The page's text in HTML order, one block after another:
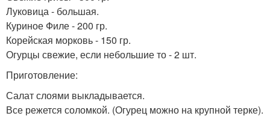
Луковица - большая.
Куриное Филе - 200 гр.
Корейская морковь - 150 гр.
Огурцы свежие, если небольшие то - 2 шт.
Приготовление:
Салат слоями выкладывается.
Все режется соломкой. (Огурец можно на крупной терке).